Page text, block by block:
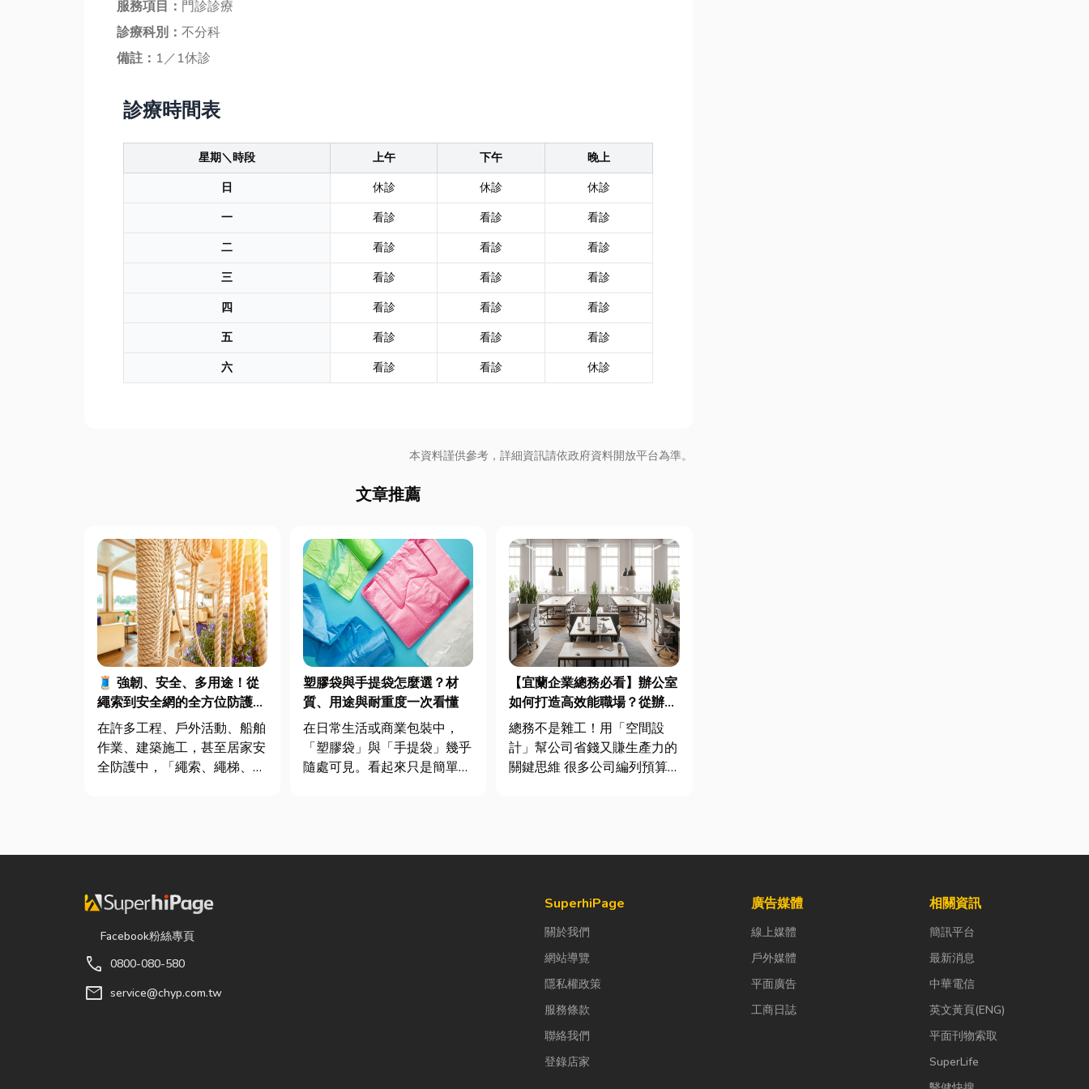
服務項目： 門診診療
診療科別： 不分科
備註： 1／1休診
診療時間表
星期＼時段 上午 下午
晚上
日
休診 休診
休診
一
看診 看診
看診
二
看診 看診
看診
三
看診 看診
看診
四
看診 看診
看診
五
看診 看診
看診
六
看診 看診 休診
本資料謹供參考，詳細資訊請依政府資料開放平台為準。
文章推薦
🧵 強韌、安全、多用途！從
繩索到安全網的全方位防護應
用指南
在許多工程、戶外活動、船舶
作業、建築施工，甚至居家安
全防護中，「繩索、繩梯、安
具備高強...
塑膠袋與手提袋怎麼選？材
質、用途與耐重度一次看懂
在日常生活或商業包裝中，
「塑膠袋」與「手提袋」幾乎
隨處可見。看起來只是簡單的
【宜蘭企業總務必看】辦公室
如何打造高效能職場？從辦公
桌椅、系統屏風到空間設計關
鍵！
總務不是雜工！用「空間設
計」幫公司省錢又賺生產力的
關鍵思維 很多公司編列預算
正厲害...
Facebook粉絲專頁
call 0800-080-580
mail service@chyp.com.tw
SuperhiPage
關於我們
網站導覽
隱私權政策
服務條款
聯絡我們
登錄店家
廣告媒體
線上媒體
戶外媒體
平面廣告
工商日誌
相關資訊
簡訊平台
最新消息
中華電信
英文黃頁(ENG)
平面刊物索取
SuperLife